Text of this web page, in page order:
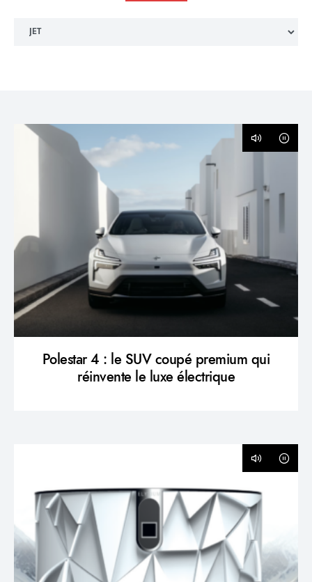
Polestar 4 : le SUV coupé premium qui
réinvente le luxe électrique